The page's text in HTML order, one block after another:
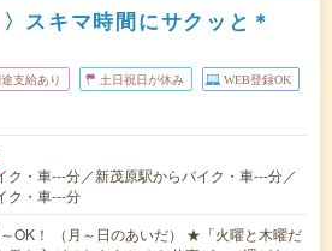
スキマ時間にサクッと＊
支給あり 土日祝日が休み WEB登録OK
ク・車---分／新茂原駅からバイク・車---分／
ク・車---分
OK！ （月～日のあいだ） ★「火曜と木曜だ